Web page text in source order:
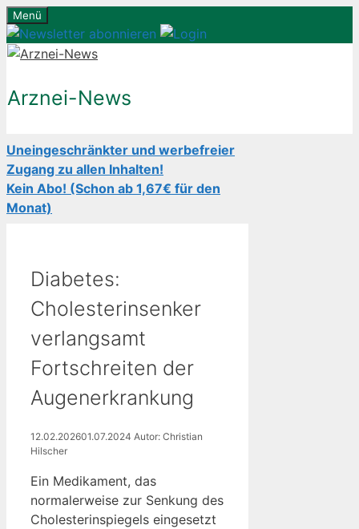
Zum
Inhalt
springen
Menü
Arznei-News
Uneingeschränkter und werbefreier
Zugang zu allen Inhalten!
Kein Abo! (Schon ab 1,67€ für den
Monat)
Diabetes:
Cholesterinsenker
verlangsamt
Fortschreiten der
Augenerkrankung
12.02.202601.07.2024 Autor: Christian
Hilscher
Ein Medikament, das
normalerweise zur Senkung des
Cholesterinspiegels eingesetzt